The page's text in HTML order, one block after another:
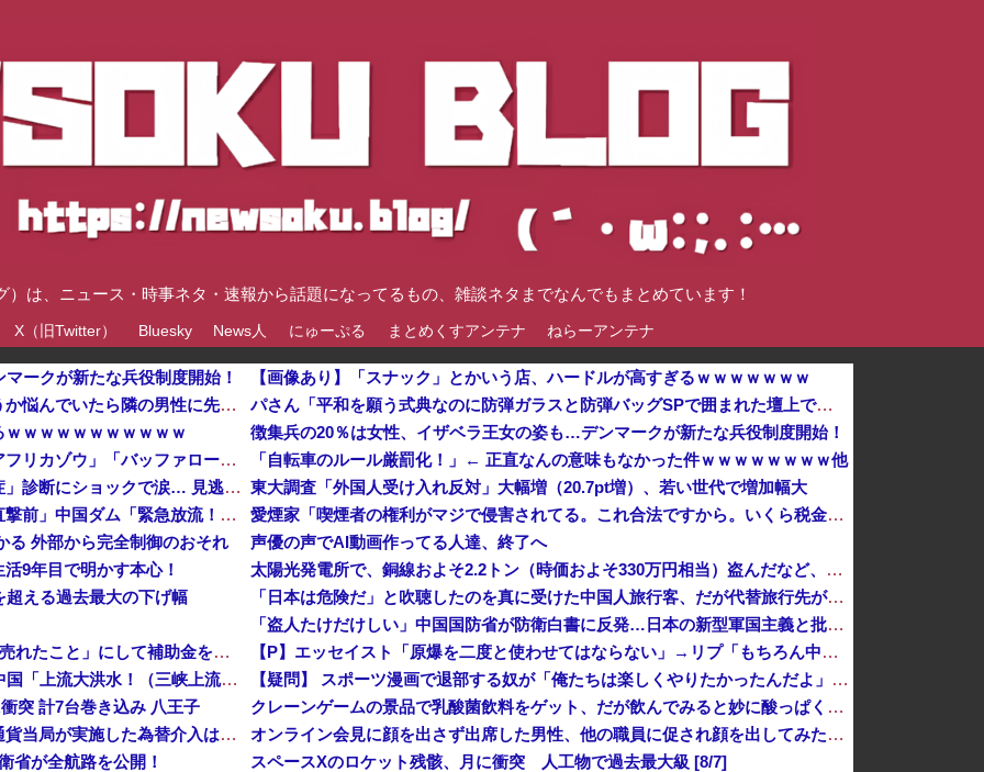
は、ニュース・時事ネタ・速報から話題になってるもの、雑談ネタまでなんでもまとめています！
X（旧Twitter） Bluesky News人 にゅーぷる まとめくすアンテナ ねらーアンテナ
ークが新たな兵役制度開始！
夫さん、電車内で妊婦さんらしき人に席を譲ろうか悩んでいたら隣の男性に先を越される→まさかの展開に発展し、とんでもない空気が漂い始めてしまうｗｗｗｗｗｗ
ｗｗｗｗｗｗｗｗｗｗｗ
５大、肉食じゃないけど凶暴な動物「カバ」「アフリカゾウ」「バッファロー」「コーカサスオオカブト」他
【悲報】倉持由香、息子の「自閉スペクトラム症」診断にショックで涙… 見逃していた乳幼児期のサインとは？
中国「大洪水！」三峡ダム「大雨で増水（台風直撃前」中国ダム「緊急放流！」中国鉄道「列車が走行中に流される」中国避難所「支援物資は有料です」謎の勢力「え」→
る 外部から完全制御のおそれ
9年目で明かす本心！
超える過去最大の下げ幅
中国、止められないEV製造 売れず在庫山積み「売れたこと」にして補助金を騙し取る事案を思いつきが横行
中国「台風接近！」台風13号「三峡直撃予測」中国「上流大洪水！（三峡上流」中国都市「8/5の映像（動画」三峡ダム「緊急放流（決壊危機」中国「下流大水害（震え声」→
突 計7台巻き込み 八王子
岸田文雄元首相「円安を阻止するために日米の通貨当局が実施した為替介入は一時しのぎに過ぎない」
省が全航路を公開！
【画像あり】「スナック」とかいう店、ハードルが高すぎるｗｗｗｗｗｗｗ
パさん「平和を願う式典なのに防弾ガラスと防弾バッグSPで囲まれた壇上でスピーチする人が総理大臣」
徴集兵の20％は女性、イザベラ王女の姿も…デンマークが新たな兵役制度開始！
「自転車のルール厳罰化！」← 正直なんの意味もなかった件ｗｗｗｗｗｗｗｗ他
東大調査「外国人受け入れ反対」大幅増（20.7pt増）、若い世代で増加幅大
愛煙家「喫煙者の権利がマジで侵害されてる。これ合法ですから。いくら税金を我々が払ってるんだと。副流煙もクソもあるのかな」
声優の声でAI動画作ってる人達、終了へ
太陽光発電所で、銅線およそ2.2トン（時価およそ330万円相当）盗んだなど、ベトナム国籍（無職）２人逮捕、盗まれた銅線の半分はすでに売却 富山で...
「日本は危険だ」と吹聴したのを真に受けた中国人旅行客、だが代替旅行先が日本ほど安全ではなかった結果……
「盗人たけだけしい」中国国防省が防衛白書に反発…日本の新型軍国主義と批判！
【P】エッセイスト「原爆を二度と使わせてはならない」→リプ「もちろん中国の核も非難する？」→即ブロック
【疑問】 スポーツ漫画で退部する奴が「俺たちは楽しくやりたかったんだよ」って言い出す理由ｗｗｗｗｗ
クレーンゲームの景品で乳酸菌飲料をゲット、だが飲んでみると妙に酸っぱくて体調が悪化してしまい……
オンライン会見に顔を出さず出席した男性、他の職員に促され顔を出してみた結果ｗｗｗｗｗ
スペースXのロケット残骸、月に衝突 人工物で過去最大級 [8/7]